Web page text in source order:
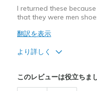
Sizing
Feels
I returned these
that they were men
翻訳を表示
より詳しく
Sizing
Feels
このレビューは役立ちま